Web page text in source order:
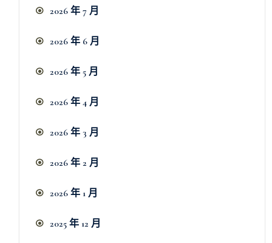
2026 年 7 月
2026 年 6 月
2026 年 5 月
2026 年 4 月
2026 年 3 月
2026 年 2 月
2026 年 1 月
2025 年 12 月